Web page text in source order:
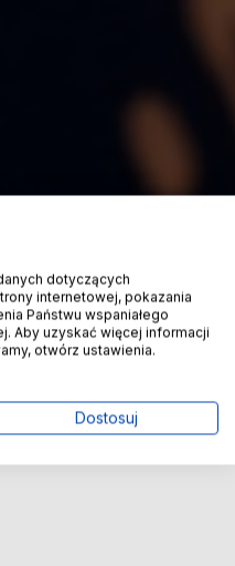
dotyczących
internetowej, pokazania
Państwu wspaniałego
Aby uzyskać więcej informacji
otwórz ustawienia.
Dostosuj